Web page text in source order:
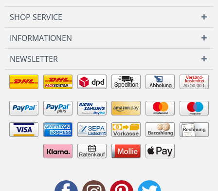
SHOP SERVICE
INFORMATIONEN
NEWSLETTER
Ab 50,00 €